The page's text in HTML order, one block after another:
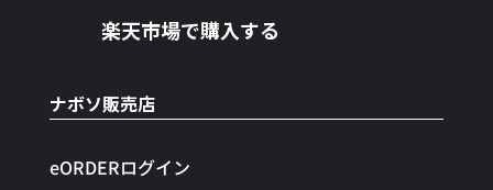
楽天市場で購入する
ナボソ販売店
eORDERログイン